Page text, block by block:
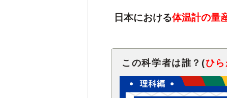
日本における体温計の量
この科学者は誰？(ひら